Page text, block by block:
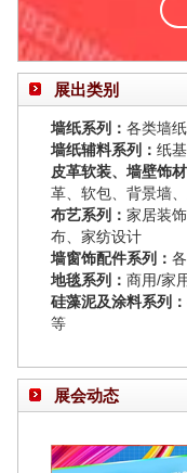
展出类别
墙纸系列： 各类墙
墙纸辅料系列： 纸
皮革软装、墙壁饰材
革、软包、背景墙
布艺系列： 家居装
布、家纺设计
墙窗饰配件系列：
地毯系列： 商用/家
硅藻泥及涂料系列：
等
展会动态